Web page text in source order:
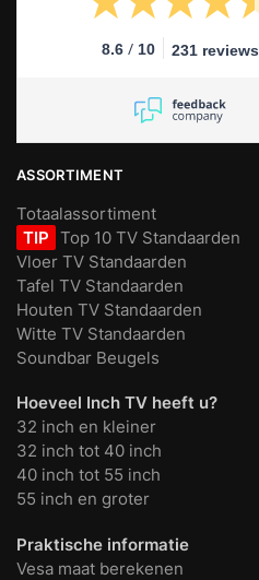
8.6 / 10 231 reviews
ASSORTIMENT
Totaalassortiment
TIP Top 10 TV Standaarden
Vloer TV Standaarden
Tafel TV Standaarden
Houten TV Standaarden
Witte TV Standaarden
Soundbar Beugels
Hoeveel Inch TV heeft u?
32 inch en kleiner
32 inch tot 40 inch
40 inch tot 55 inch
55 inch en groter
Praktische informatie
Vesa maat berekenen